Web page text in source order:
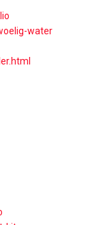
water